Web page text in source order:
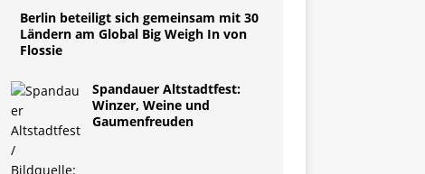
Berlin beteiligt sich gemeinsam mit 30
Ländern am Global Big Weigh In von
Flossie
Spandauer Altstadtfest:
Winzer, Weine und
Gaumenfreuden